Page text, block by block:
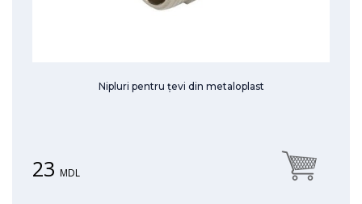
Nipluri pentru țevi din metaloplast
23 MDL